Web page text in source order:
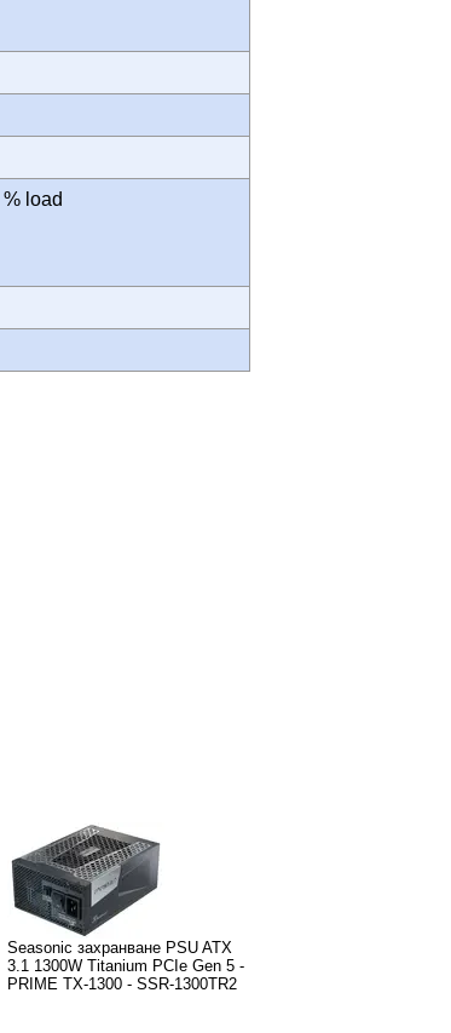
load
Seasonic захранване PSU ATX
3.1 1300W Titanium PCIe Gen 5 -
PRIME TX-1300 - SSR-1300TR2